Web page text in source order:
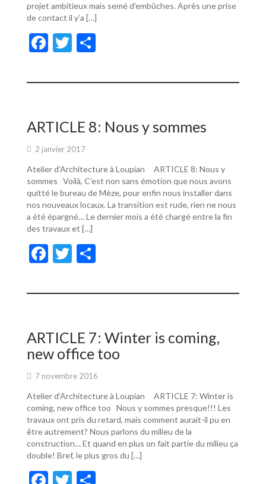
projet ambitieux mais semé d’embûches. Après une prise
de contact il y’a […]
F
e
o
o
k
T
itt ta
er
ARTICLE 8: Nous y sommes
2 janvier 2017
Atelier d’Architecture à Loupian ARTICLE 8: Nous y
sommes Voilà, C’est non sans émotion que nous avons
quitté le bureau de Mèze, pour enfin nous installer dans
nos nouveaux locaux. La transition est rude, rien ne nous
a été épargné… Le dernier mois a été chargé entre la fin
des travaux et […]
F
e
o
o
k
T
itt ta
er
ARTICLE 7: Winter is coming,
new office too
7 novembre 2016
Atelier d’Architecture à Loupian ARTICLE 7: Winter is
coming, new office too Nous y sommes presque!!! Les
travaux ont pris du retard, mais comment aurait-il pu en
être autrement? Nous parlons du milieu de la
construction… Et quand en plus on fait partie du milieu ça
double! Bref, le plus gros du […]